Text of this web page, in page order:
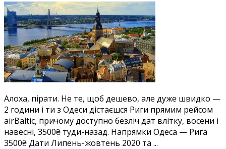
моря
до
моря:
прямі
рейси
Одеса
—
3500₴.
Безліч
дат
влітку/
восени/
Алоха, пірати. Не те, щоб дешево, але дуже швидко —
2 години і ти з Одеси дістаєшся Риги прямим рейсом
airBaltic, причому доступно безліч дат влітку, восени і
навесні, 3500₴ туди-назад. Напрямки Одеса — Рига
3500₴ Дати Липень-жовтень 2020 та ...